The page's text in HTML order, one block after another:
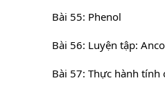
Bài 55: Phenol
Bài 56: Luyện tập: